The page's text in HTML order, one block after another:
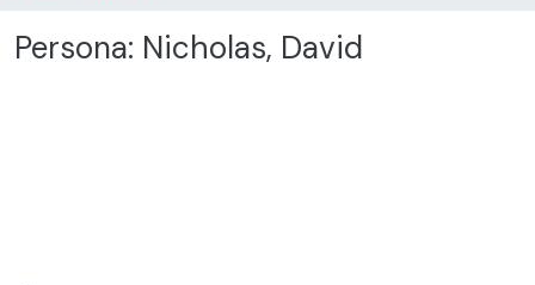
Persona: Nicholas, David